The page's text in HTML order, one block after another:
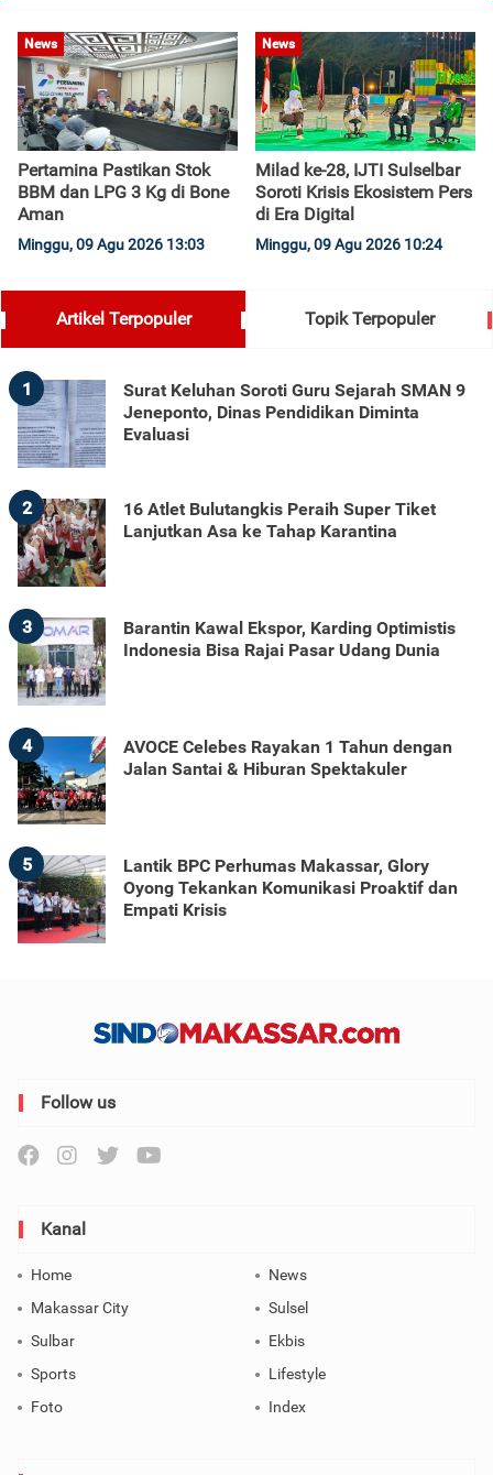
News
Pertamina Pastikan Stok
BBM dan LPG 3 Kg di Bone
Aman
Minggu, 09 Agu 2026 13:03
News
Milad ke-28, IJTI Sulselbar
Soroti Krisis Ekosistem Pers
di Era Digital
Minggu, 09 Agu 2026 10:24
Artikel Terpopuler Topik Terpopuler
1
Surat Keluhan Soroti Guru Sejarah SMAN 9
Jeneponto, Dinas Pendidikan Diminta
Evaluasi
2
16 Atlet Bulutangkis Peraih Super Tiket
Lanjutkan Asa ke Tahap Karantina
3
Barantin Kawal Ekspor, Karding Optimistis
Indonesia Bisa Rajai Pasar Udang Dunia
4
AVOCE Celebes Rayakan 1 Tahun dengan
Jalan Santai & Hiburan Spektakuler
5
Lantik BPC Perhumas Makassar, Glory
Oyong Tekankan Komunikasi Proaktif dan
Empati Krisis
Follow us
Kanal
Home
News
Makassar City
Sulsel
Sulbar
Ekbis
Sports
Lifestyle
Foto
Index